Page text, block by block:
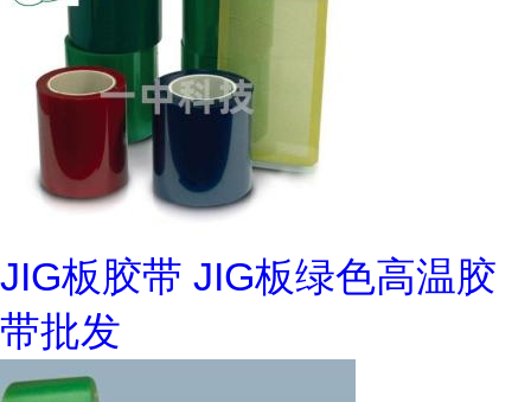
JIG板胶带 JIG板绿色高温胶
带批发